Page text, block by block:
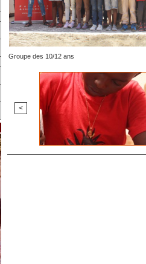
Groupe des 10/12 ans
<